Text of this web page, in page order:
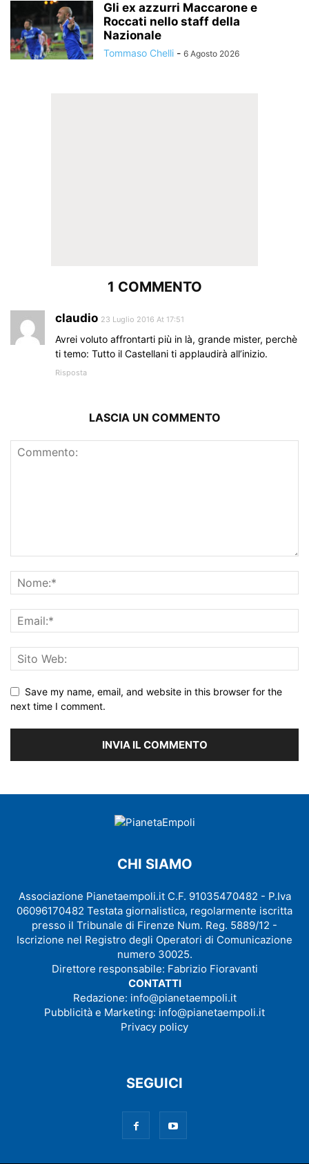
Gli ex azzurri Maccarone e
Roccati nello staff della
Nazionale
Tommaso Chelli - 6 Agosto 2026
1 COMMENTO
claudio 23 Luglio 2016 At 17:51
Avrei voluto affrontarti più in là, grande mister, perchè
ti temo: Tutto il Castellani ti applaudirà all’inizio.
Risposta
LASCIA UN COMMENTO
Save my name, email, and website in this browser for the
next time I comment.
CHI SIAMO
Associazione Pianetaempoli.it C.F. 91035470482 - P.Iva
06096170482 Testata giornalistica, regolarmente iscritta
presso il Tribunale di Firenze Num. Reg. 5889/12 -
Iscrizione nel Registro degli Operatori di Comunicazione
numero 30025.
Direttore responsabile: Fabrizio Fioravanti
CONTATTI
Redazione: info@pianetaempoli.it
Pubblicità e Marketing: info@pianetaempoli.it
Privacy policy
SEGUICI